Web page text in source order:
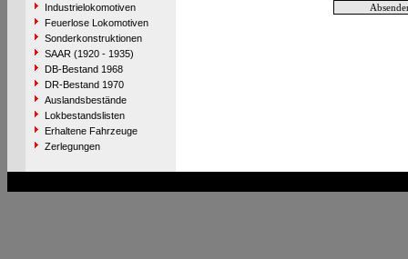
Industrielokomotiven
Feuerlose Lokomotiven
Sonderkonstruktionen
SAAR (1920 - 1935)
DB-Bestand 1968
DR-Bestand 1970
Auslandsbestände
Lokbestandslisten
Erhaltene Fahrzeuge
Zerlegungen